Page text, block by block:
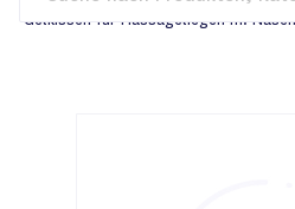
Gelkissen für Massageliegen m.